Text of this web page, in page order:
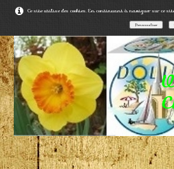
Ce site utilise des cookies. En continuant à naviguer sur ce
Personnaliser